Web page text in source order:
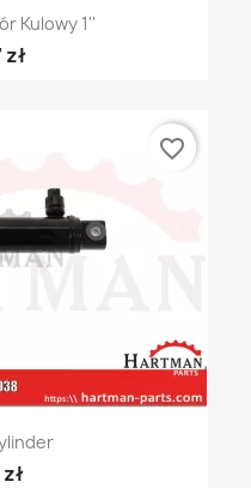
Kulowy 1''
zł
favorite_border